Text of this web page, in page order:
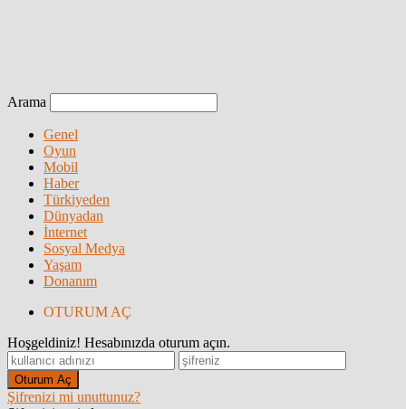
Arama
Genel
Oyun
Mobil
Haber
Türkiyeden
Dünyadan
İnternet
Sosyal Medya
Yaşam
Donanım
OTURUM AÇ
Hoşgeldiniz! Hesabınızda oturum açın.
Şifrenizi mi unuttunuz?